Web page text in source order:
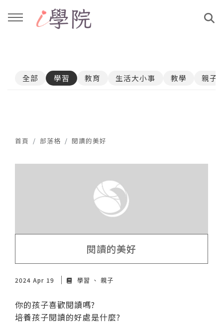
課程介紹
親子共學
公益講座
文章與影音作品
YouTube
媒體報導
全部 學習 教育 生活大小事 教學 親子
首頁 部落格 閱讀的美好
閱讀的美好
2024 Apr 19 學習 親子
你的孩子喜歡閱讀嗎?
培養孩子閱讀的好處是什麼?